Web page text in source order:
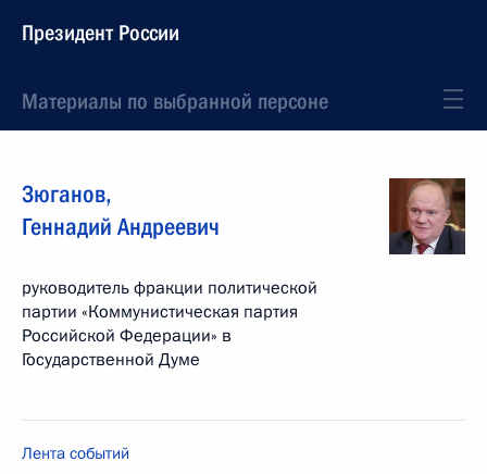
Президент России
Материалы по выбранной персоне
Зюганов,
Геннадий Андреевич
руководитель фракции политической
партии «Коммунистическая партия
Российской Федерации» в
Государственной Думе
Лента событий